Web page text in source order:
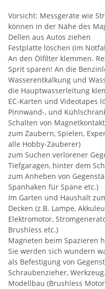
Vorsicht: Messgeräte wie
können in der Nähe des
Dellen aus Autos ziehen
Festplatte löschen (im
An den Ölfilter klemmen.
Sprit sparen! An die
Wasserentkalkung und
die Hauptwasserleitung
EC-Karten und Videotapes
Pinnwand-, und
Schalten von
zum Zaubern, Spielen,
alle Hobby-Zauberer)
zum Suchen verlorener
Tiefgaragen, hinter dem
zum Anheben von
Spanhaken für Späne etc.)
Im Garten und Haushalt
Decken (z.B. Lampe,
Elektromotor,
Brushless etc.)
Magneten beim Spazieren
Sie werden sich wundern
als Befestigung von
Schraubenzieher,
Modellbau (Brushless